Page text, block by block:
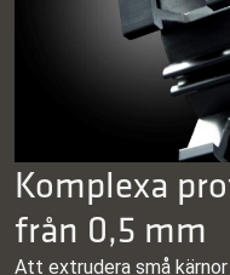
Komplexa
från 0,5 mm
Att extrudera små